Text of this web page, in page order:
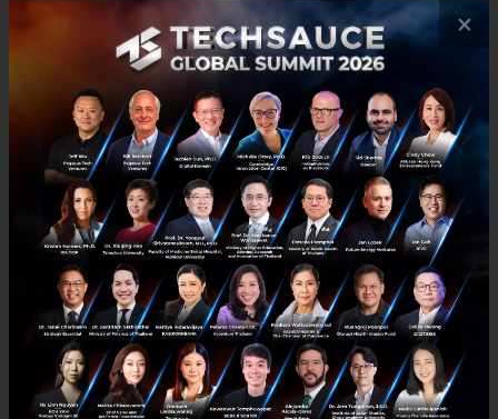
hr-transformation
Itochu Corporation, announces the start of sales
×